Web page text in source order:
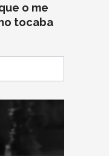
o me
tocaba